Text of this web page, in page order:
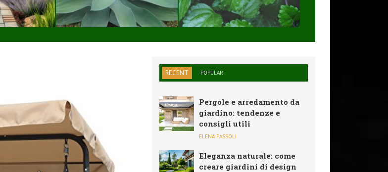
RECENT POPULAR
Pergole e arredamento da
giardino: tendenze e
consigli utili
ELENA FASSOLI
Eleganza naturale: come
creare giardini di design